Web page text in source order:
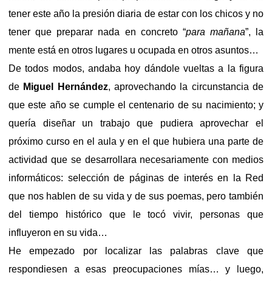
tener este año la presión diaria de estar con los chicos y no
tener que preparar nada en concreto “para mañana”, la
mente está en otros lugares u ocupada en otros asuntos…
De todos modos, andaba hoy dándole vueltas a la figura
de Miguel Hernández, aprovechando la circunstancia de
que este año se cumple el centenario de su nacimiento; y
quería diseñar un trabajo que pudiera aprovechar el
próximo curso en el aula y en el que hubiera una parte de
actividad que se desarrollara necesariamente con medios
informáticos: selección de páginas de interés en la Red
que nos hablen de su vida y de sus poemas, pero también
del tiempo histórico que le tocó vivir, personas que
influyeron en su vida…
He empezado por localizar las palabras clave que
respondiesen a esas preocupaciones mías… y luego,